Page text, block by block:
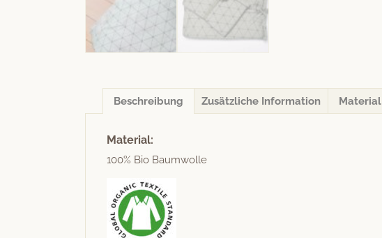
Beschreibung Zusätzliche Information Material
Material:
100% Bio Baumwolle